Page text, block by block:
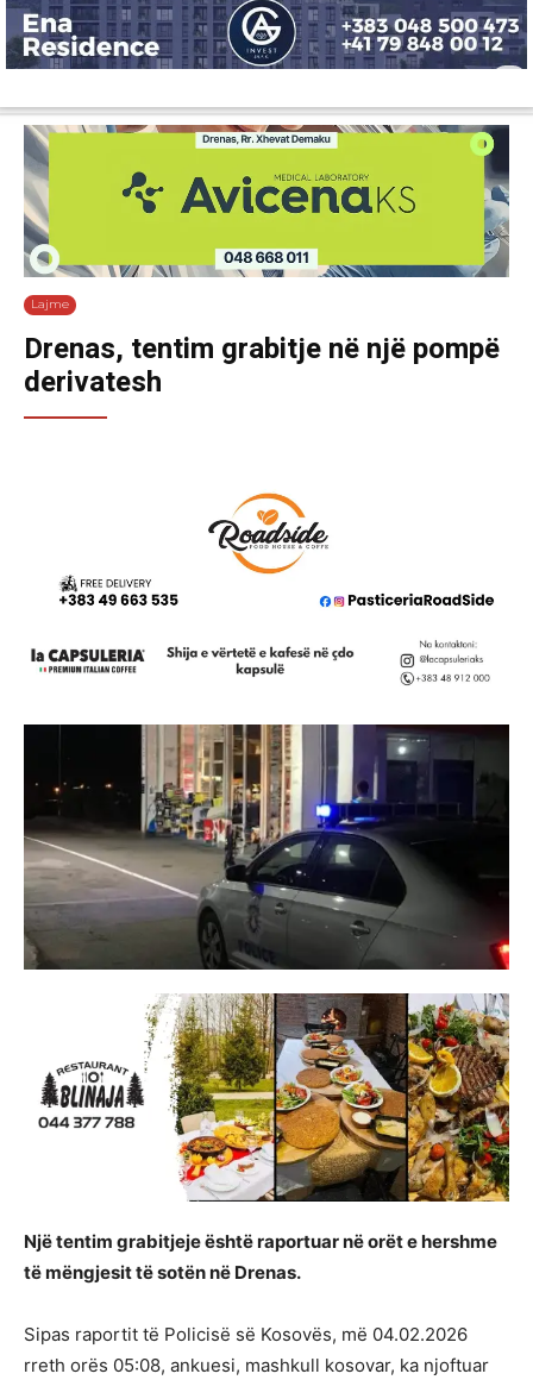
Lajme
Drenas, tentim grabitje në një pompë
derivatesh
Një tentim grabitjeje është raportuar në orët e hershme
të mëngjesit të sotën në Drenas.
Sipas raportit të Policisë së Kosovës, më 04.02.2026
rreth orës 05:08, ankuesi, mashkull kosovar, ka njoftuar